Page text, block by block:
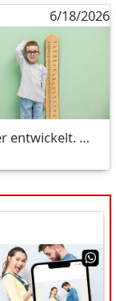
6/18/2026
entwickelt. …